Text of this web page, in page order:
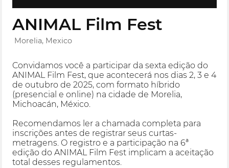
ANIMAL Film Fest
Morelia, Mexico
Convidamos você a participar da sexta edição do
ANIMAL Film Fest, que acontecerá nos dias 2, 3 e 4
de outubro de 2025, com formato híbrido
(presencial e online) na cidade de Morelia,
Michoacán, México.
Recomendamos ler a chamada completa para
inscrições antes de registrar seus curtas-
metragens. O registro e a participação na 6ª
edição do ANIMAL Film Fest implicam a aceitação
total desses regulamentos.